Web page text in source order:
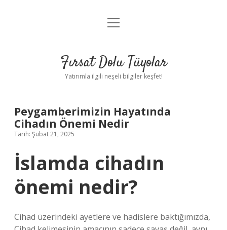
Gizlilik Politikası
Yasal Uyarı
menüyü
Fırsat Dolu Tüyolar
Yatırımla ilgili neşeli bilgiler keşfet!
Peygamberimizin Hayatında
Cihadın Önemi Nedir
Tarih: Şubat 21, 2025
İslamda cihadın
önemi nedir?
Cihad üzerindeki ayetlere ve hadislere baktığımızda,